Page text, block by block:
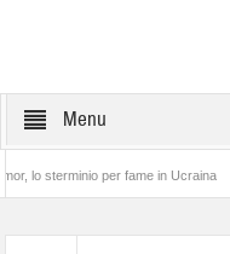
Menu
per fame in Ucraina